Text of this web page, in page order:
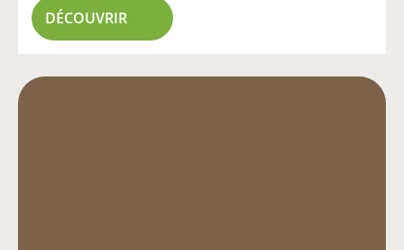
DÉCOUVRIR